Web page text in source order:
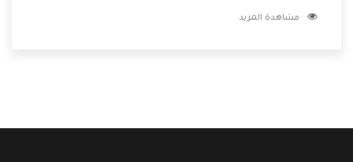
من خلال العروض والخصومات التى تتقدم لكم .
مشاهدة المزيد